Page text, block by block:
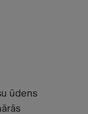
ūdens